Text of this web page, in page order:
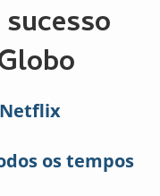
Netflix
os tempos